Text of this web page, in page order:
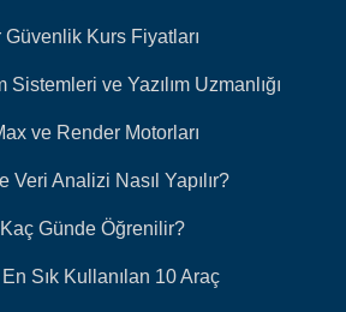
Güvenlik Kurs Fiyatları
ve Yazılım Uzmanlığı
ve Render Motorları
Veri Analizi Nasıl Yapılır?
Günde Öğrenilir?
Sık Kullanılan 10 Araç